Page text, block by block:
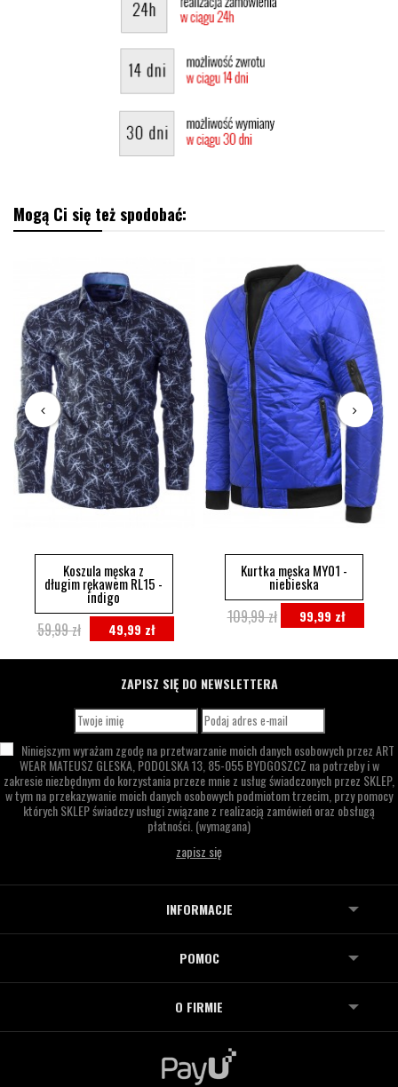
Mogą Ci się też spodobać:
Koszula męska z
długim rękawem RL15 -
indigo
49,99 zł
59,99 zł
Kurtka męska MY01 -
niebieska
99,99 zł
109,99 zł
ZAPISZ SIĘ DO NEWSLETTERA
Niniejszym wyrażam zgodę na przetwarzanie moich danych osobowych przezART
WEAR MATEUSZ GLESKA,PODOLSKA 13,85-055 BYDGOSZCZ na potrzeby i w
zakresie niezbędnym do korzystania przeze mnie z usług świadczonych przez SKLEP,
w tym na przekazywanie moich danych osobowych podmiotom trzecim, przy pomocy
których SKLEP świadczy usługi związane z realizacją zamówień oraz obsługą
płatności.(wymagana)
INFORMACJE
POMOC
O FIRMIE